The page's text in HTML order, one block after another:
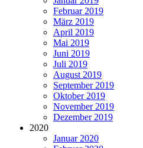
Februar 2019
März 2019
April 2019
Mai 2019
Juni 2019
Juli 2019
August 2019
September 2019
Oktober 2019
November 2019
Dezember 2019
2020
Januar 2020